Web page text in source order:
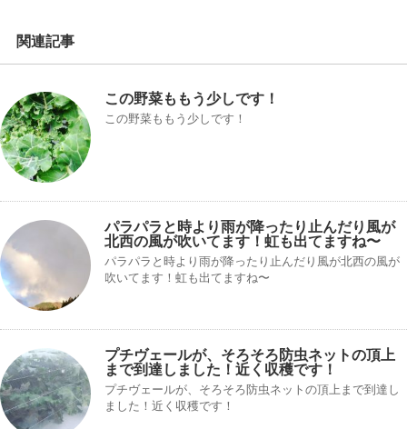
関連記事
この野菜ももう少しです！
この野菜ももう少しです！
パラパラと時より雨が降ったり止んだり風が
北西の風が吹いてます！虹も出てますね〜
パラパラと時より雨が降ったり止んだり風が北西の風が
吹いてます！虹も出てますね〜
プチヴェールが、そろそろ防虫ネットの頂上
まで到達しました！近く収穫です！
プチヴェールが、そろそろ防虫ネットの頂上まで到達し
ました！近く収穫です！